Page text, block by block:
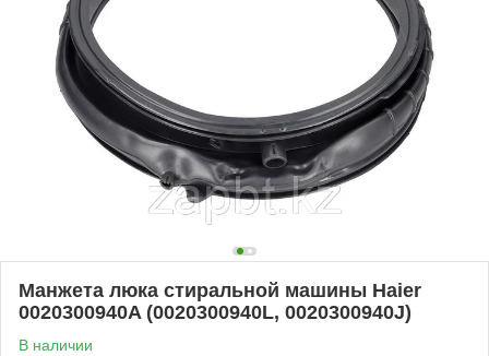
Манжета люка стиральной машины Haier
0020300940A (0020300940L, 0020300940J)
В наличии